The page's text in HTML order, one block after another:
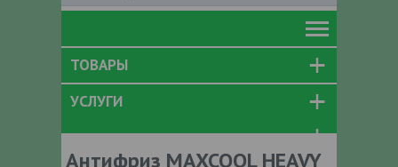
ТОВАРЫ
УСЛУГИ
Антифриз MAXCOOL HEAVY